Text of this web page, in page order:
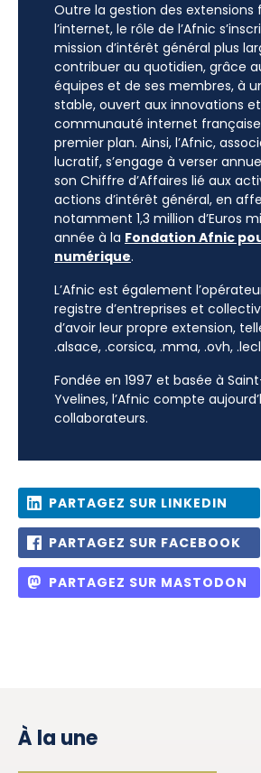
Outre la gestion des extensions
l’internet, le rôle de l’Afnic
mission d’intérêt général plus
contribuer au quotidien, grâce
équipes et de ses membres, à
stable, ouvert aux innovations
communauté internet
premier plan. Ainsi, l’Afnic,
lucratif, s’engage à verser
son Chiffre d’Affaires lié aux
actions d’intérêt général, en
notamment 1,3 million d’Euros
année à la Fondation Afnic
numérique.
L’Afnic est également
registre d’entreprises et
d’avoir leur propre extension,
.alsace, .corsica, .mma, .ovh,
Fondée en 1997 et basée à
Yvelines, l’Afnic compte
collaborateurs.
PARTAGEZ SUR LINKEDIN
PARTAGEZ SUR FACEBOOK
PARTAGEZ SUR MASTODON
À la une